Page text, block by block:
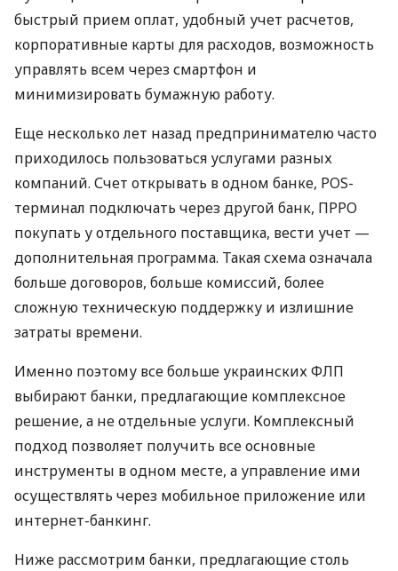
быстрый прием оплат, удобный учет расчетов,
корпоративные карты для расходов, возможность
управлять всем через смартфон и
минимизировать бумажную работу.
Еще несколько лет назад предпринимателю часто
приходилось пользоваться услугами разных
компаний. Счет открывать в одном банке, POS-
терминал подключать через другой банк, ПРРО
покупать у отдельного поставщика, вести учет —
дополнительная программа. Такая схема означала
больше договоров, больше комиссий, более
сложную техническую поддержку и излишние
затраты времени.
Именно поэтому все больше украинских ФЛП
выбирают банки, предлагающие комплексное
решение, а не отдельные услуги. Комплексный
подход позволяет получить все основные
инструменты в одном месте, а управление ими
осуществлять через мобильное приложение или
интернет-банкинг.
Ниже рассмотрим банки, предлагающие столь